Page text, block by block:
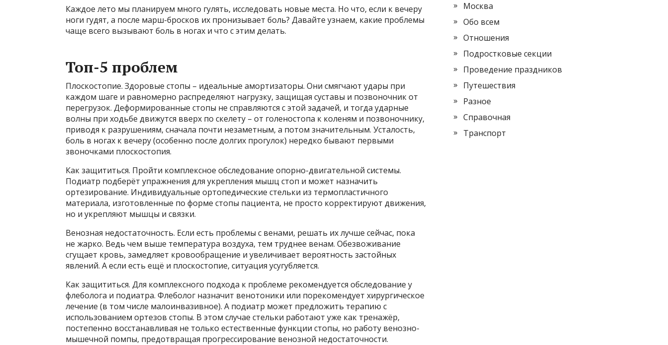
Каждое лето мы планируем много гулять, исследовать новые места. Но что, если к вечеру
ноги гудят, а после марш-бросков их пронизывает боль? Давайте узнаем, какие проблемы
чаще всего вызывают боль в ногах и что с этим делать.
Топ-5 проблем
Плоскостопие. Здоровые стопы – идеальные амортизаторы. Они смягчают удары при
каждом шаге и равномерно распределяют нагрузку, защищая суставы и позвоночник от
перегрузок. Деформированные стопы не справляются с этой задачей, и тогда ударные
волны при ходьбе движутся вверх по скелету – от голеностопа к коленям и позвоночнику,
приводя к разрушениям, сначала почти незаметным, а потом значительным. Усталость,
боль в ногах к вечеру (особенно после долгих прогулок) нередко бывают первыми
звоночками плоскостопия.
Как защититься. Пройти комплекс­ное обследование опорно-двигательной системы.
Подиатр подберёт упражнения для укрепления мышц стоп и может назначить
ортезирование. Индивидуальные ортопедические стельки из термопластичного
материала, изготовленные по форме стопы пациента, не просто корректируют движения,
но и укрепляют мышцы и связки.
Венозная недостаточность. Если есть проблемы с венами, решать их лучше сейчас, пока
не жарко. Ведь чем выше температура воздуха, тем труднее венам. Обезвоживание
сгущает кровь, замедляет кровообращение и увеличивает вероятность застойных
явлений. А если есть ещё и плоскостопие, ситуация усугубляется.
Как защититься. Для комплексного подхода к проблеме рекомендуется обследование у
флеболога и подиатра. Флеболог назначит венотоники или порекомендует хирургическое
лечение (в том числе малоинвазивное). А подиатр может предложить терапию с
использованием ортезов стопы. В этом случае стельки работают уже как тренажёр,
постепенно восстанавливая не только естественные функции стопы, но работу венозно-
мышечной помпы, предотвращая прогрессирование венозной недостаточности.
Москва
Обо всем
Отношения
Подростковые секции
Проведение праздников
Путешествия
Разное
Справочная
Транспорт